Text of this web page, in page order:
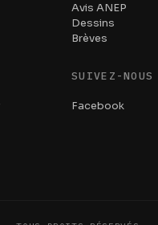
Avis ANEP
Dessins
Brèves
SUIVEZ-NOUS
Facebook